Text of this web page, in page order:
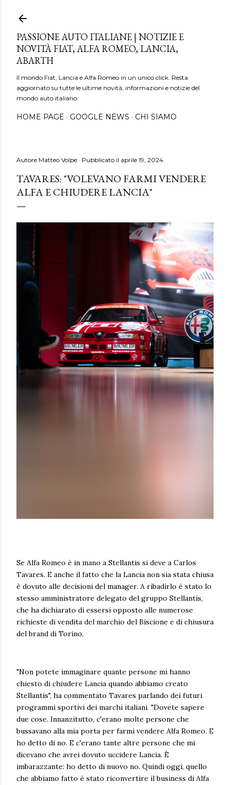
PASSIONE AUTO ITALIANE | NOTIZIE E
NOVITÀ FIAT, ALFA ROMEO, LANCIA,
ABARTH
Il mondo Fiat, Lancia e Alfa Romeo in un unico click. Resta
aggiornato su tutte le ultime novità, informazioni e notizie del
mondo auto italiano.
HOME PAGE GOOGLE NEWS CHI SIAMO
Autore Matteo Volpe Pubblicato il aprile 19, 2024
TAVARES: "VOLEVANO FARMI VENDERE
ALFA E CHIUDERE LANCIA"
Se Alfa Romeo è in mano a Stellantis si deve a Carlos
Tavares. E anche il fatto che la Lancia non sia stata chiusa
è dovuto alle decisioni del manager. A ribadirlo è stato lo
stesso amministratore delegato del gruppo Stellantis,
che ha dichiarato di essersi opposto alle numerose
richieste di vendita del marchio del Biscione e di chiusura
del brand di Torino.
"Non potete immaginare quante persone mi hanno
chiesto di chiudere Lancia quando abbiamo creato
Stellantis", ha commentato Tavares parlando dei futuri
programmi sportivi dei marchi italiani. "Dovete sapere
due cose. Innanzitutto, c'erano molte persone che
bussavano alla mia porta per farmi vendere Alfa Romeo. E
ho detto di no. E c'erano tante altre persone che mi
dicevano che avrei dovuto uccidere Lancia. È
imbarazzante: ho detto di nuovo no. Quindi oggi, quello
che abbiamo fatto è stato riconvertire il business di Alfa